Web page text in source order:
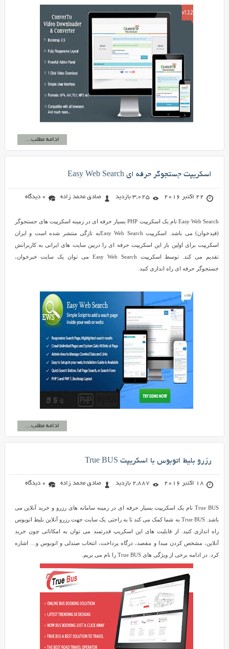
ادامه مطلب...
اسکریپت جستجوگر حرفه ای Easy Web Search
22 اکتبر 2016 3,025 بازدید صادق محمد زاده 0 دیدگاه
Easy Web Search نام یک اسکریپت PHP بسیار حرفه ای در زمینه اسکریپت های جستجوگر
(فیدخوان) می باشد. اسکریپت Easy Web Searchبه تازگی منتشر شده است و ایران
اسکریپت برای اولین بار این اسکریپت حرفه ای را دربین سایت های ایرانی به کاربرانش
تقدیم می کند. توسط اسکریپت Easy Web Search می توان یک سایت خبرخوان،
جستجوگر حرفه ای راه اندازی کنید.
ادامه مطلب...
رزرو بلیط اتوبوس با اسکریپت True BUS
18 اکتبر 2016 2,887 بازدید صادق محمد زاده 0 دیدگاه
True BUS نام یک اسکریپت بسیار حرفه ای در زمینه سامانه های رزرو و خرید آنلاین می
باشد. True BUS به شما کمک می کند تا به راحتی یک سایت جهت رزرو آنلاین بلیط اتوبوس
راه اندازی کنید. از قابلیت های این اسکریپ قدرتمند می توان به امکاناتی چون خرید
آنلاین، مشخص کردن مبدا و مقصد، درگاه پرداخت، انتخاب صندلی و اتوبوس و… اشاره
کرد. در ادامه برخی از ویژگی های True BUS را نام می بریم.